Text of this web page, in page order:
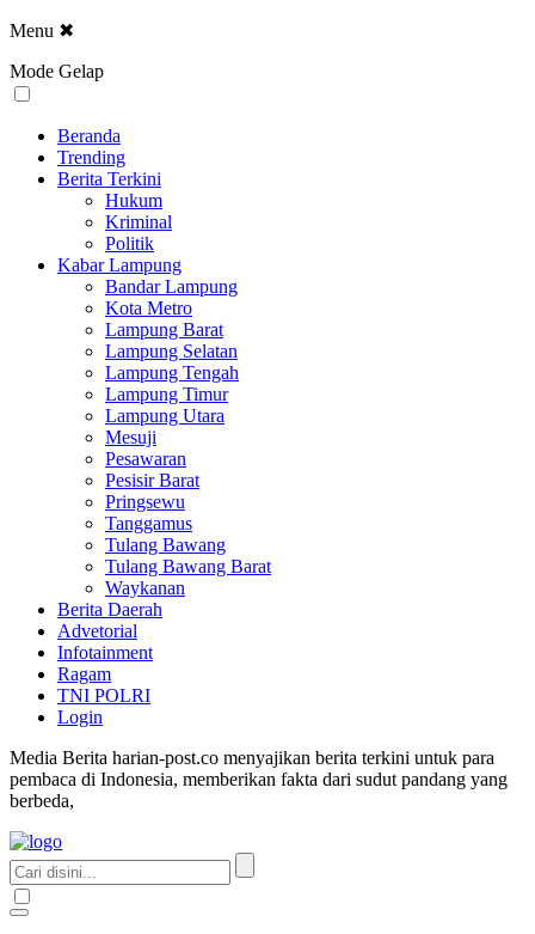
Menu ✖
Mode Gelap
Beranda
Trending
Berita Terkini
Hukum
Kriminal
Politik
Kabar Lampung
Bandar Lampung
Kota Metro
Lampung Barat
Lampung Selatan
Lampung Tengah
Lampung Timur
Lampung Utara
Mesuji
Pesawaran
Pesisir Barat
Pringsewu
Tanggamus
Tulang Bawang
Tulang Bawang Barat
Waykanan
Berita Daerah
Advetorial
Infotainment
Ragam
TNI POLRI
Login
Media Berita harian-post.co menyajikan berita terkini untuk para
pembaca di Indonesia, memberikan fakta dari sudut pandang yang
berbeda,